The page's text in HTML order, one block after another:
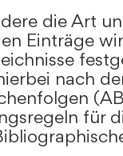
die Art
Einträge
nach
für